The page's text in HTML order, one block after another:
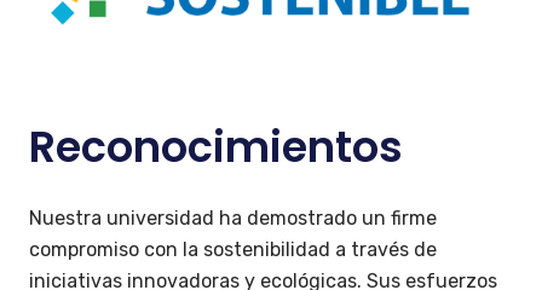
Reconocimientos
Nuestra universidad ha demostrado un firme
compromiso con la sostenibilidad a través de
iniciativas innovadoras y ecológicas. Sus esfuerzos